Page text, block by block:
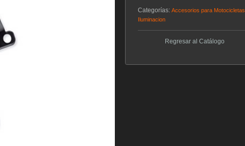
Categorías: Accesorios para Motocicletas
Iluminacion
Regresar al Catálogo